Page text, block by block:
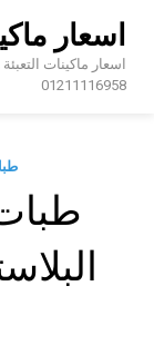
content
اسعار
01211116958